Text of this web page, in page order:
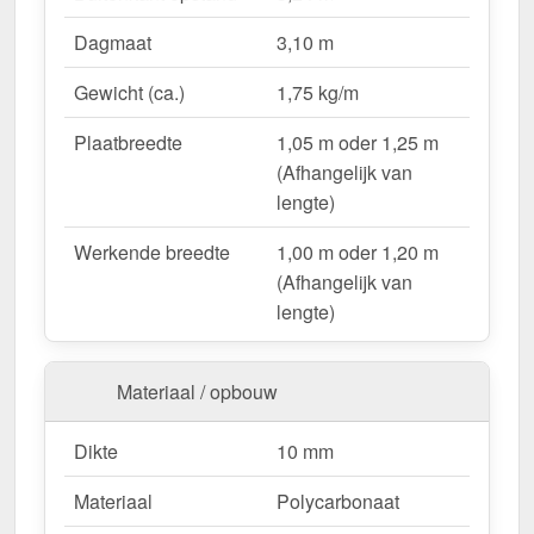
Lichtdoorlatend– Ca. 57 % natuurlijk licht.
UV-bestendig & weerproof – Bestand tegen
zon, regen & hagel.
Montageklaar geleverd– Inclusief bevestiging &
eenvoudig te plaatsen.
– 1,05 m oder 1,25 m
Garantie– 10 jaar op materiaalkwaliteit voor
betrouwbaarheid.
Ideal für folgende Anwendungen:
Hallen & loodsenhallen– Lichtstraat voor
industriële toepassingen.
Droogloop & deurluifels– Natuurlijk licht &
bescherming.
Carports & bootoverkappingen
– Robuust &
weersbestendig.
Dagmaat
3,10 m
Gewicht (ca.)
1,75 kg/m
Plaatbreedte
1,05 m oder 1,25 m
(Afhangelijk van
lengte)
Werkende breedte
1,00 m oder 1,20 m
(Afhangelijk van
lengte)
Materiaal / opbouw
Dikte
10 mm
Materiaal
Polycarbonaat